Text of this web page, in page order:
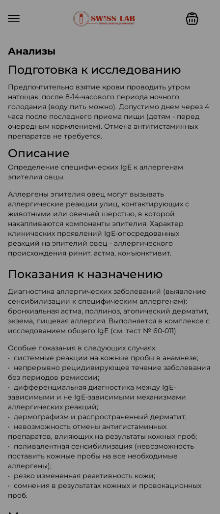
Анализы
Подготовка к исследованию
Предпочтительно взятие крови проводить утром
натощак, после 8-14-часового периода ночного
голодания (воду пить можно). Допустимо днем через 4
часа после последнего приема пищи (детям - перед
очередным кормлением). Отмена антигистаминных
препаратов не требуется.
Описание
Определение специфических IgE к аллергенам
эпителия овцы.
Аллергены эпителия овец могут вызывать
аллергические реакции улиц, контактирующих с
животными или овечьей шерстью, в которой
накапливаются компоненты эпителия. Характер
клинических проявлений IgE-опосредованных
реакций на эпителий овец - аллергического
происхождения ринит, астма, конъюнктивит.
Показания к назначению
Диагностика аллергических заболеваний (выявление
сенсибилизации к специфическим аллергенам):
бронхиальная астма, поллиноз, атопический дерматит,
экзема, пищевая аллергия. Выполняется в комплексе с
исследованием общего IgE (см. тест № 60-011).
Особые показания в следующих случаях:
• системные реакции на кожные пробы в анамнезе;
• непрерывно рецидивирующее течение заболевания
без периодов ремиссии;
• дифференциальная диагностика между IgE-
зависимыми и не IgE-зависимыми механизмами
аллергических реакций;
• дермографизм и распространенный дерматит;
• невозможность отмены антигистаминных
препаратов, влияющих на результаты кожных проб;
• поливалентная сенсибилизация (невозможность
поставить кожные пробы на все необходимые
аллергены);
• резко измененная реактивность кожи;
• сомнения в результатах кожных и провокационных
проб.